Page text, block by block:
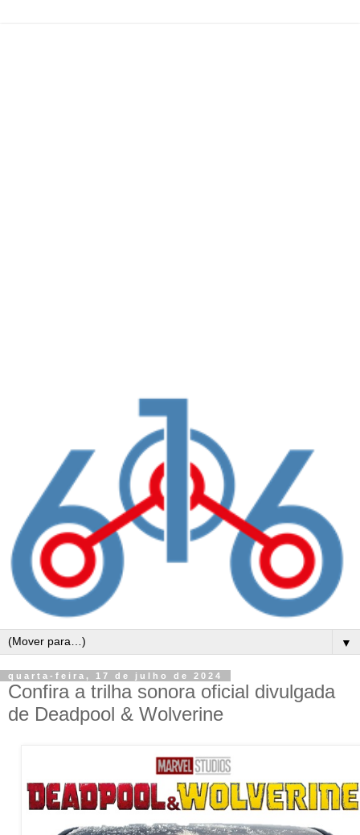
▼
quarta-feira, 17 de julho de 2024
Confira a trilha sonora oficial divulgada
de Deadpool & Wolverine